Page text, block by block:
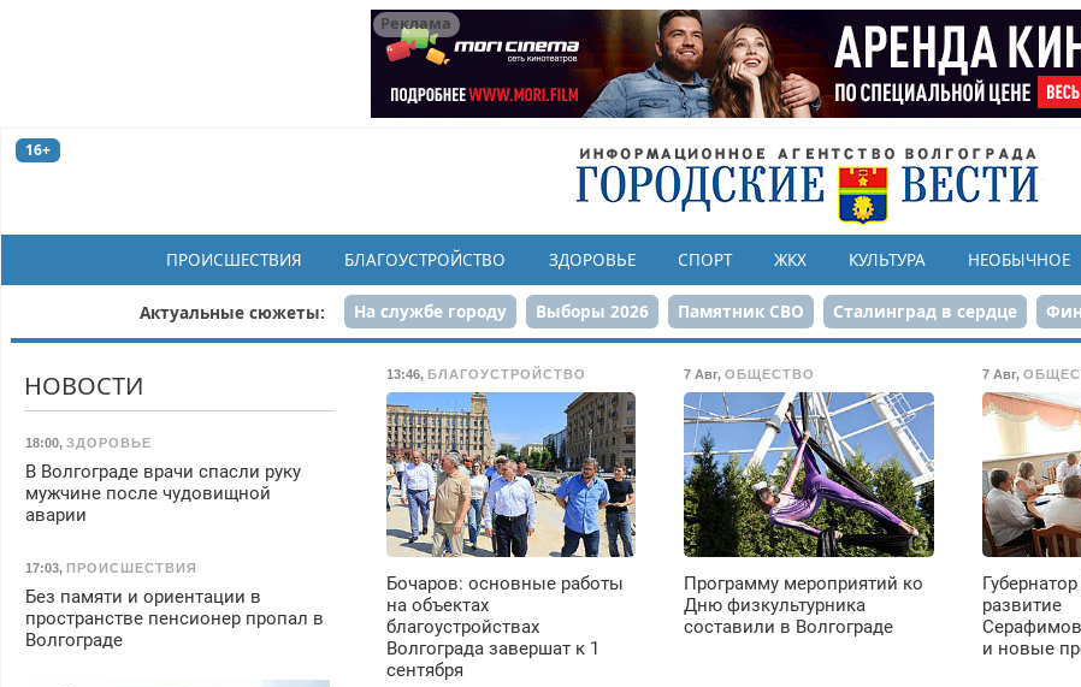
Реклама
16+
ПРОИСШЕСТВИЯ БЛАГОУСТРОЙСТВО ЗДОРОВЬЕ СПОРТ ЖКХ КУЛЬТУРА НЕОБЫЧНОЕ
Актуальные сюжеты: На службе городу Выборы 2026 Памятник СВО Сталинград в сердце
Реконструкция ЦПКиО 80-летие Победы Парк Героев-
13:46, БЛАГОУСТРОЙСТВО
Бочаров: основные работы
на объектах
благоустройствах
Волгограда завершат к 1
сентября
7 Авг,ОБЩЕСТВО
Программу мероприятий ко
Дню физкультурника
составили в Волгограде
7 Авг,
развитие
и новые
НОВОСТИ
18:00, ЗДОРОВЬЕ
В Волгограде врачи спасли руку
мужчине после чудовищной
аварии
17:03, ПРОИСШЕСТВИЯ
Без памяти и ориентации в
пространстве пенсионер пропал в
Волгограде